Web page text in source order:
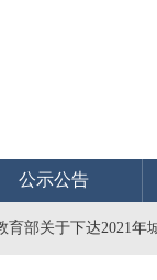
公示公告
育部关于下达2021年